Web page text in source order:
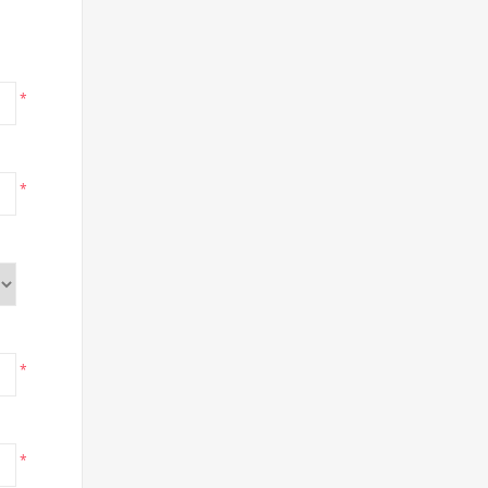
*
*
*
*